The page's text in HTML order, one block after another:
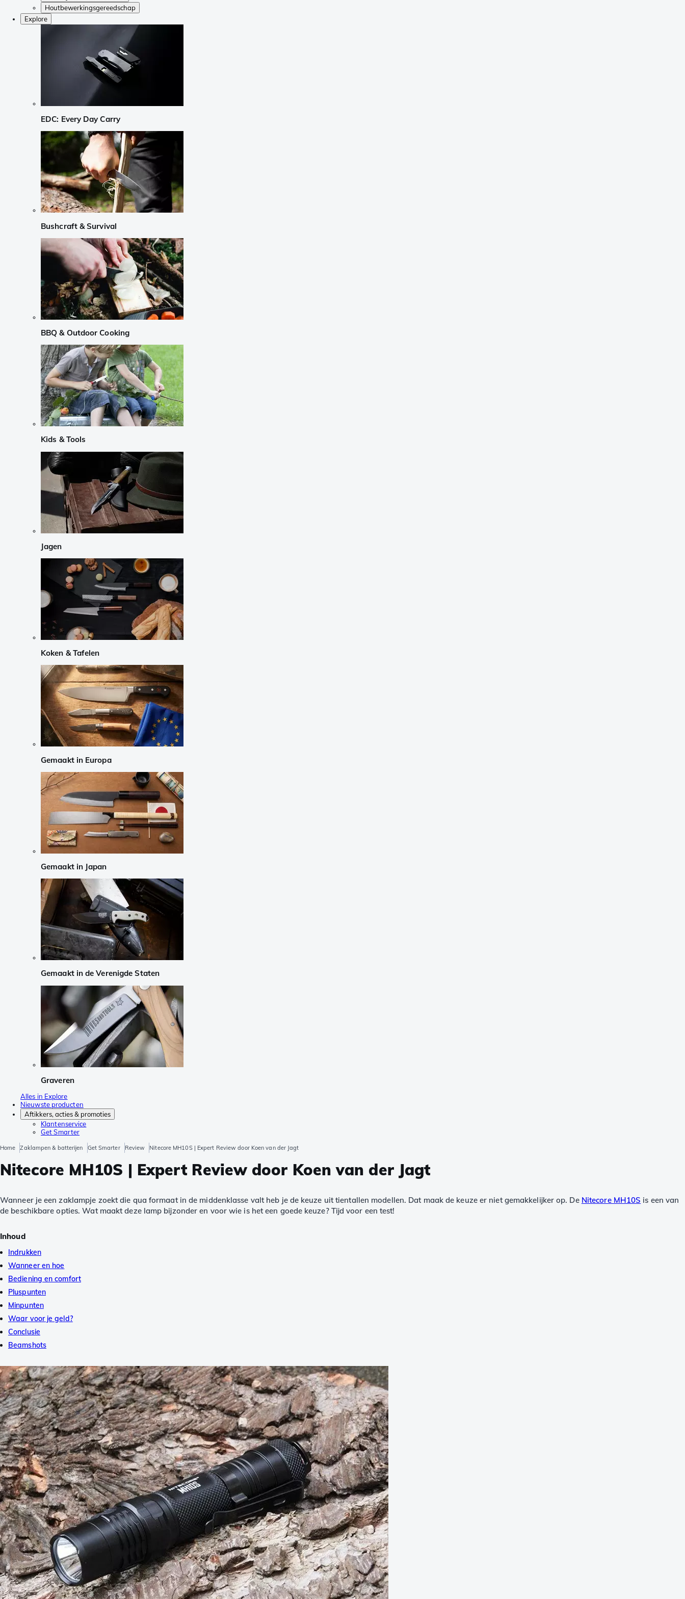
Houtbewerkingsgereedschap
Explore
EDC: Every Day Carry
Bushcraft & Survival
BBQ & Outdoor Cooking
Kids & Tools
Jagen
Koken & Tafelen
Gemaakt in Europa
Gemaakt in Japan
Gemaakt in de Verenigde Staten
Graveren
Alles in Explore
Nieuwste producten
Aftikkers, acties & promoties
Klantenservice
Get Smarter
Home Zaklampen & batterijen Get Smarter Review Nitecore MH10S | Expert Review door Koen van der Jagt
Nitecore MH10S | Expert Review door Koen van der Jagt
Wanneer je een zaklampje zoekt die qua formaat in de middenklasse valt heb je de keuze uit tientallen modellen. Dat maak de keuze er niet gemakkelijker op. De Nitecore MH10S is een van
de beschikbare opties. Wat maakt deze lamp bijzonder en voor wie is het een goede keuze? Tijd voor een test!
Inhoud
Indrukken
Wanneer en hoe
Bediening en comfort
Pluspunten
Minpunten
Waar voor je geld?
Conclusie
Beamshots